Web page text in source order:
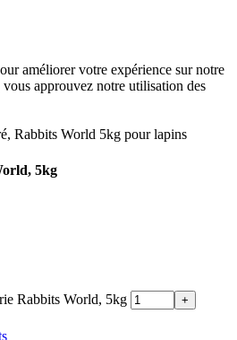
améliorer votre expérience sur notre
approuvez notre utilisation des
5kg
Rabbits World, 5kg